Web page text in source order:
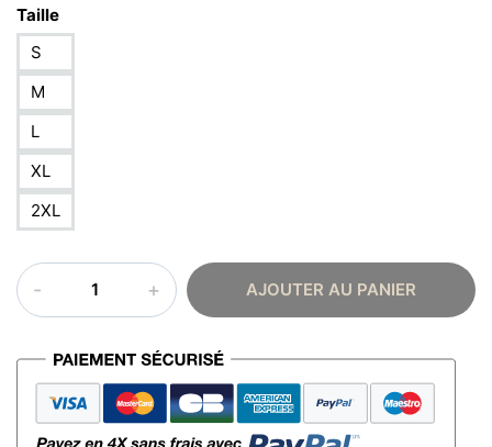
Taille
S
M
L
XL
2XL
quantité
de
shirt
Maroc
Agadir
AJOUTER AU PANIER